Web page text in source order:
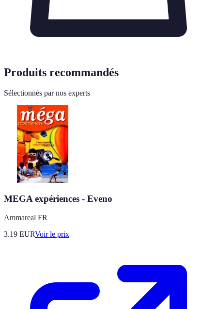
Produits recommandés
Sélectionnés par nos experts
MEGA expériences - Eveno
Ammareal FR
3.19 EURVoir le prix